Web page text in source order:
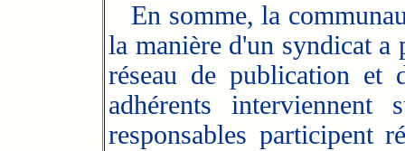
En somme, la
la manière d'un syndicat a
réseau de publication et
adhérents
responsables participent